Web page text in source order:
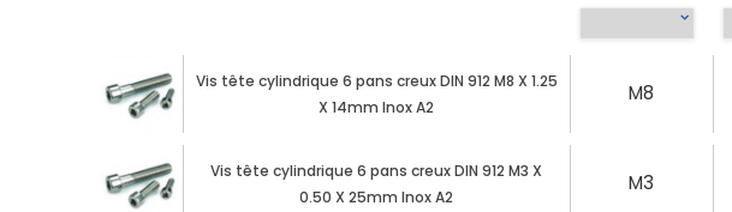
Vis tête cylindrique 6 pans creux DIN 912 M8 X 1.25
X 14mm Inox A2
M8
Vis tête cylindrique 6 pans creux DIN 912 M3 X
0.50 X 25mm Inox A2
M3